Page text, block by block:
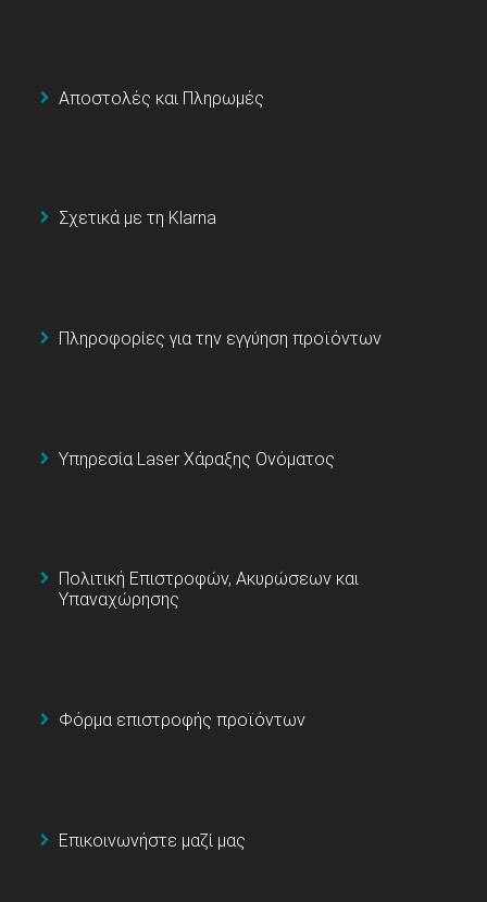
Αποστολές και Πληρωμές
Σχετικά με τη Klarna
Πληροφορίες για την εγγύηση προϊόντων
Υπηρεσία Laser Χάραξης Ονόματος
Πολιτική Επιστροφών, Ακυρώσεων και
Υπαναχώρησης
Φόρμα επιστροφής προϊόντων
Επικοινωνήστε μαζί μας